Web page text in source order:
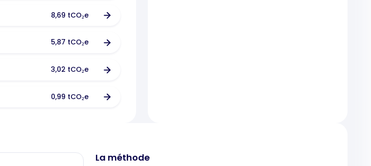
8,69 tCO₂e
5,87 tCO₂e
3,02 tCO₂e
0,99 tCO₂e
La méthode